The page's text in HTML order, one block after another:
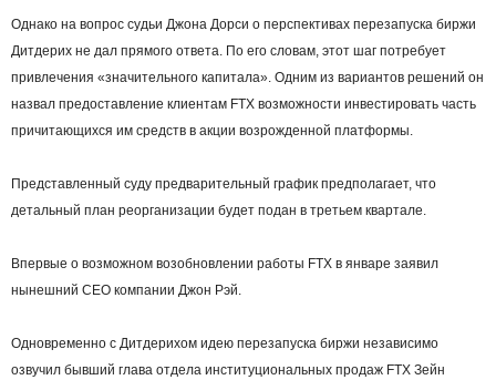
Однако на вопрос судьи Джона Дорси о перспективах перезапуска биржи
Дитдерих не дал прямого ответа. По его словам, этот шаг потребует
привлечения «значительного капитала». Одним из вариантов решений он
назвал предоставление клиентам FTX возможности инвестировать часть
причитающихся им средств в акции возрожденной платформы.
Представленный суду предварительный график предполагает, что
детальный план реорганизации будет подан в третьем квартале.
Впервые о возможном возобновлении работы FTX в январе заявил
нынешний CEO компании Джон Рэй.
Одновременно с Дитдерихом идею перезапуска биржи независимо
озвучил бывший глава отдела институциональных продаж FTX Зейн